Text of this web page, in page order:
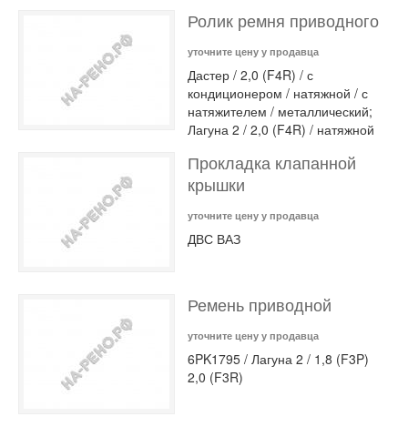
Ролик ремня приводного
уточните цену у продавца
Дастер / 2,0 (F4R) / с
кондиционером / натяжной / с
натяжителем / металлический;
Лагуна 2 / 2,0 (F4R) / натяжной
Прокладка клапанной
крышки
уточните цену у продавца
ДВС ВАЗ
Ремень приводной
уточните цену у продавца
6PK1795 / Лагуна 2 / 1,8 (F3P)
2,0 (F3R)